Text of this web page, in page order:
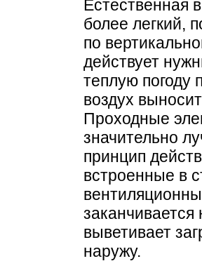
Естественная
более легкий,
по
действует
теплую погоду
воздух
Проходные
значительно
принцип
встроенные в
выветивает
наружу.